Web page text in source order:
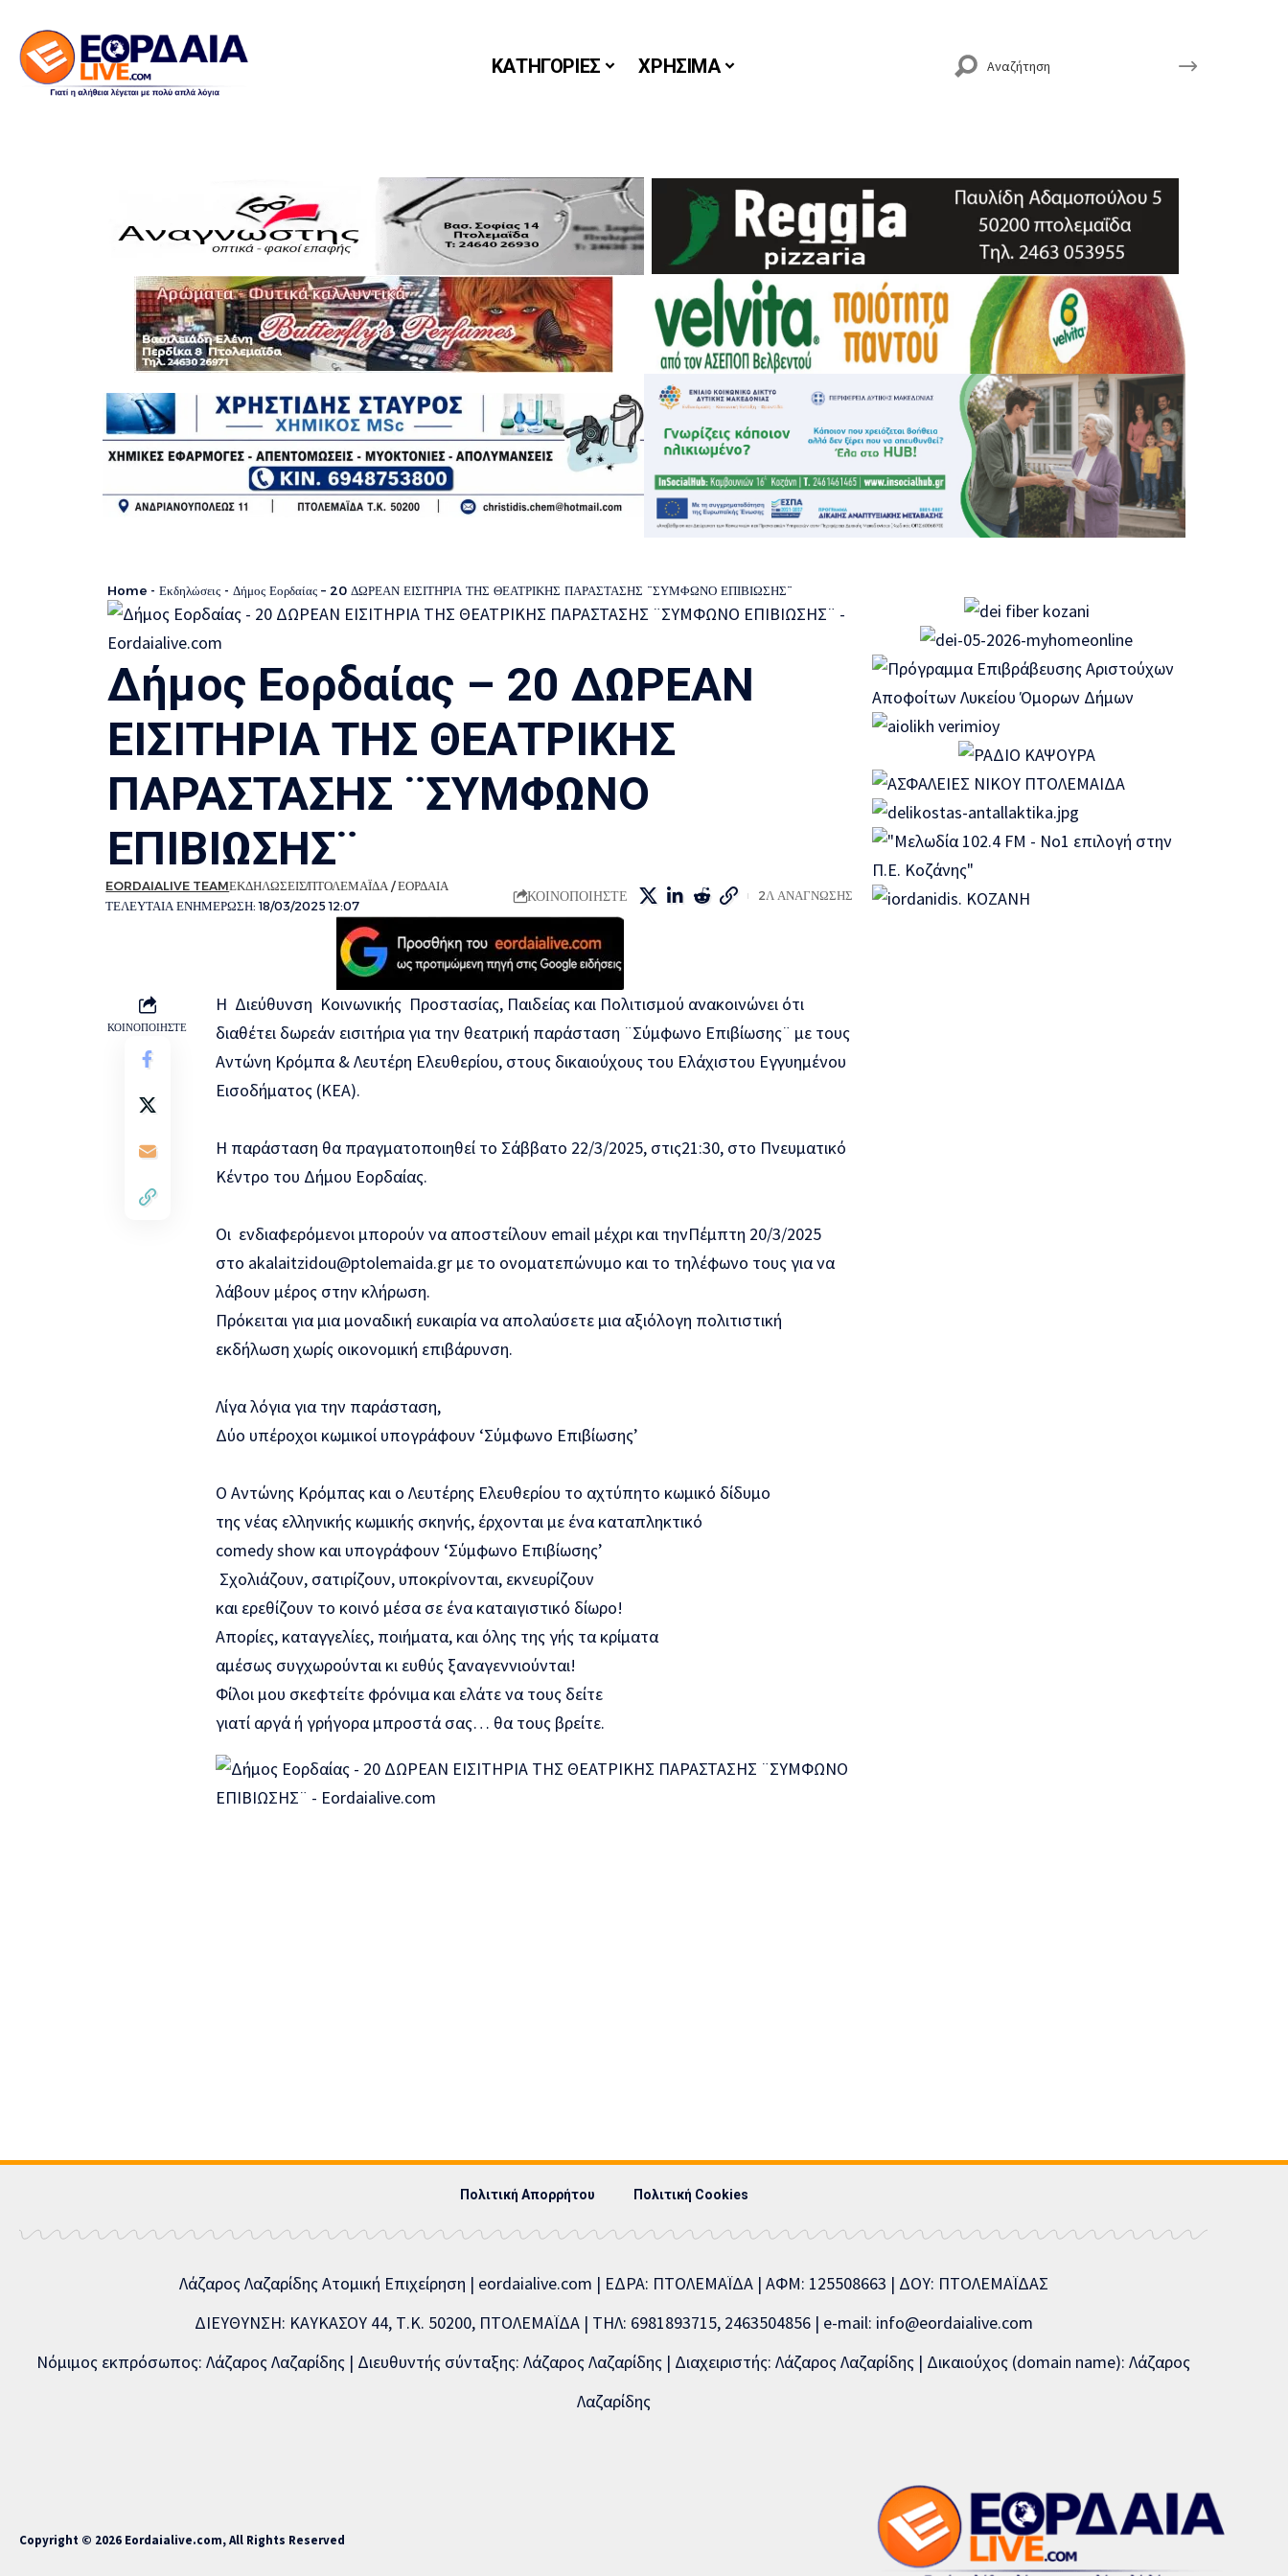
ΚΑΤΗΓΟΡΙΕΣ ΧΡΗΣΙΜΑ
Home - Εκδηλώσεις - Δήμος Εορδαίας – 20 ΔΩΡΕΑΝ ΕΙΣΙΤΗΡΙΑ ΤΗΣ ΘΕΑΤΡΙΚΗΣ ΠΑΡΑΣΤΑΣΗΣ ¨ΣΥΜΦΩΝΟ ΕΠΙΒΙΩΣΗΣ¨
Δήμος Εορδαίας – 20 ΔΩΡΕΑΝ
ΕΙΣΙΤΗΡΙΑ ΤΗΣ ΘΕΑΤΡΙΚΗΣ
ΠΑΡΑΣΤΑΣΗΣ ¨ΣΥΜΦΩΝΟ
ΕΠΙΒΙΩΣΗΣ¨
ΤΕΛΕΥΤΑΙΑ ΕΝΗΜΕΡΩΣΗ: 18/03/2025 12:07
EORDAIALIVE TEAMΕΚΔΗΛΩΣΕΙΣΠΤΟΛΕΜΑΪΔΑ / ΕΟΡΔΑΙΑ
ΚΟΙΝΟΠΟΙΗΣΤΕ 2Λ ΑΝΑΓΝΩΣΗΣ
ΚΟΙΝΟΠΟΙΗΣΤΕ
H Διεύθυνση Κοινωνικής Προστασίας, Παιδείας και Πολιτισμού ανακοινώνει ότι
διαθέτει δωρεάν εισιτήρια για την θεατρική παράσταση ¨Σύμφωνο Επιβίωσης¨ με τους
Αντώνη Κρόμπα & Λευτέρη Ελευθερίου, στους δικαιούχους του Ελάχιστου Εγγυημένου
Εισοδήματος (ΚΕΑ).
Η παράσταση θα πραγματοποιηθεί το Σάββατο 22/3/2025, στις21:30, στο Πνευματικό
Κέντρο του Δήμου Εορδαίας.
Οι ενδιαφερόμενοι μπορούν νααποστείλουν email μέχρι και τηνΠέμπτη 20/3/2025
στο akalaitzidou@ptolemaida.gr με το ονοματεπώνυμο και το τηλέφωνο τουςγια να
λάβουν μέρος στην κλήρωση.
Πρόκειται για μια μοναδική ευκαιρίανα απολαύσετε μια αξιόλογη πολιτιστική
εκδήλωση χωρίς οικονομική επιβάρυνση.
Λίγα λόγια για την παράσταση,
Δύο υπέροχοι κωμικοί υπογράφουν ‘Σύμφωνο Επιβίωσης’
Ο Αντώνης Κρόμπας και ο Λευτέρης Ελευθερίου τo αχτύπητo κωμικό δίδυμο
της νέας ελληνικής κωμικής σκηνής, έρχονται με ένα καταπληκτικό
comedy show και υπογράφουν ‘Σύμφωνο Επιβίωσης’
Σχολιάζουν, σατιρίζουν, υποκρίνονται, εκνευρίζουν
και ερεθίζουν το κοινό μέσα σε ένα καταιγιστικό δίωρο!
Απορίες, καταγγελίες, ποιήματα, και όλης της γής τα κρίματα
αμέσως συγχωρούνται κι ευθύς ξαναγεννιούνται!
Φίλοι μου σκεφτείτε φρόνιμα και ελάτε να τους δείτε
γιατί αργά ή γρήγορα μπροστά σας… θα τους βρείτε.
Πολιτική Απορρήτου Πολιτική Cookies
Λάζαρος Λαζαρίδης Ατομική Επιχείρηση | eordaialive.com | ΕΔΡΑ: ΠΤΟΛΕΜΑΪΔΑ | ΑΦΜ: 125508663 | ΔΟΥ: ΠΤΟΛΕΜΑΪΔΑΣ
ΔΙΕΥΘΥΝΣΗ: ΚΑΥΚΑΣΟΥ 44, Τ.Κ. 50200, ΠΤΟΛΕΜΑΪΔΑ | ΤΗΛ: 6981893715, 2463504856 | e-mail: info@eordaialive.com
Νόμιμος εκπρόσωπος: Λάζαρος Λαζαρίδης | Διευθυντής σύνταξης: Λάζαρος Λαζαρίδης | Διαχειριστής: Λάζαρος Λαζαρίδης | Δικαιούχος (domain name): Λάζαρος
Λαζαρίδης
Copyright © 2026 Eordaialive.com, All Rights Reserved